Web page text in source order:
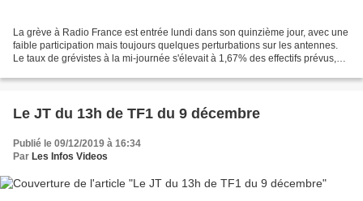
La grève à Radio France est entrée lundi dans son quinzième jour, avec une
faible participation mais toujours quelques perturbations sur les antennes.
Le taux de grévistes à la mi-journée s'élevait à 1,67% des effectifs prévus,
Le JT du 13h de TF1 du 9 décembre
Publié le 09/12/2019 à 16:34
Par Les Infos Videos